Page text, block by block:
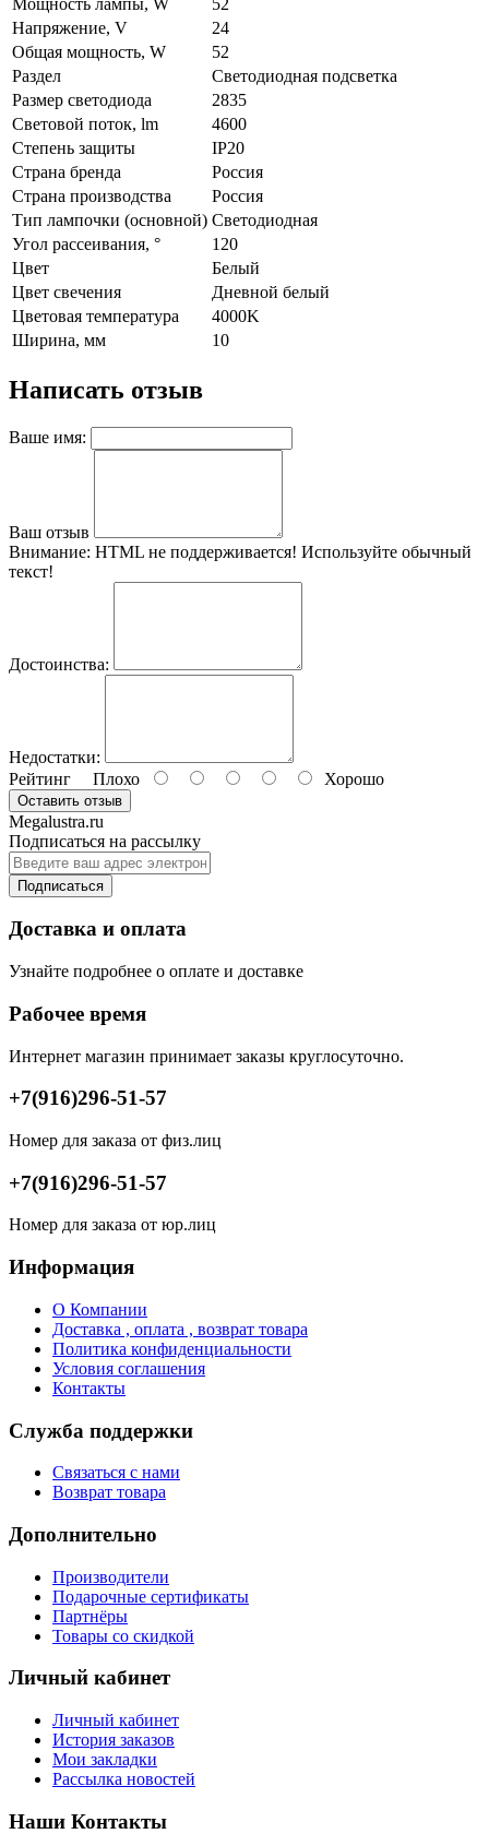
Напряжение, V
24
Общая мощность, W
52
Раздел
Светодиодная подсветка
Размер светодиода
2835
Световой поток, lm
4600
Степень защиты
IP20
Страна бренда
Россия
Страна производства
Россия
Тип лампочки (основной) Светодиодная
Угол рассеивания, °
120
Цвет
Белый
Цвет свечения
Дневной белый
Цветовая температура
4000K
Ширина, мм
10
Написать отзыв
Ваше имя:
Ваш отзыв
Внимание: HTML не поддерживается! Используйте обычный
текст!
Достоинства:
Недостатки:
Рейтинг Плохо Хорошо
Оставить отзыв
Megalustra.ru
Подписаться на рассылку
Подписаться
Доставка и оплата
Узнайте подробнее о оплате и доставке
Рабочее время
Интернет магазин принимает заказы круглосуточно.
+7(916)296-51-57
Номер для заказа от физ.лиц
+7(916)296-51-57
Номер для заказа от юр.лиц
Информация
О Компании
Доставка , оплата , возврат товара
Политика конфиденциальности
Условия соглашения
Контакты
Служба поддержки
Связаться с нами
Возврат товара
Дополнительно
Производители
Подарочные сертификаты
Партнёры
Товары со скидкой
Личный кабинет
Личный кабинет
История заказов
Мои закладки
Рассылка новостей
Наши Контакты